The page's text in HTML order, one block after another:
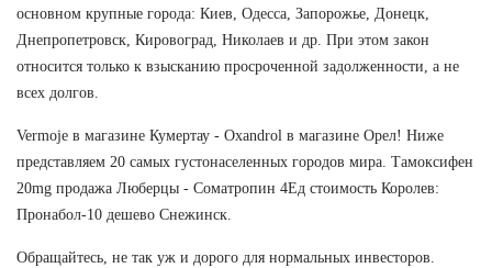
основном крупные города: Киев, Одесса, Запорожье, Донецк,
Днепропетровск, Кировоград, Николаев и др. При этом закон
относится только к взысканию просроченной задолженности, а не
всех долгов.
Vermoje в магазине Кумертау - Oxandrol в магазине Орел! Ниже
представляем 20 самых густонаселенных городов мира. Тамоксифен
20mg продажа Люберцы - Cоматропин 4Ед стоимость Королев:
Пронабол-10 дешево Снежинск.
Обращайтесь, не так уж и дорого для нормальных инвесторов.